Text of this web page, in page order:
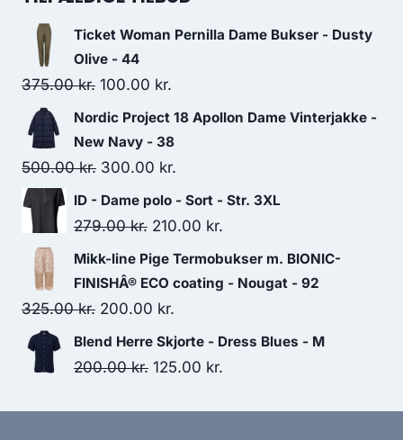
Ticket Woman Pernilla Dame Bukser - Dusty
Olive - 44
375.00kr. Original
price
was:
375.00 kr..
100.00 kr.
price
is:
100.00 kr..
Nordic Project 18 Apollon Dame Vinterjakke -
New Navy - 38
500.00kr. Original
price
was:
300.00 kr.
price
is:
ID - Dame polo - Sort - Str. 3XL
279.00kr. Original
price
was:
279.00 kr..
210.00 kr.
price
is:
Mikk-line Pige Termobukser m. BIONIC-
FINISHÂ® ECO coating - Nougat - 92
325.00kr. Original
price
was:
200.00 kr.
price
is:
Blend Herre Skjorte - Dress Blues - M
200.00kr. Original
125.00 kr.